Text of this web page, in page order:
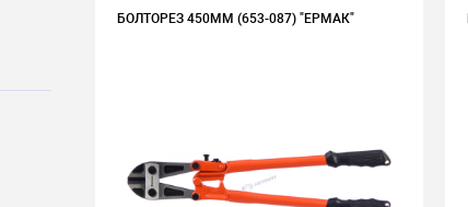
БОЛТОРЕЗ 450ММ (653-087) "ЕРМАК"